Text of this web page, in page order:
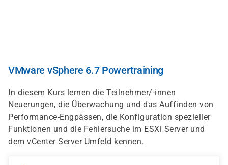
VMware vSphere 6.7 Powertraining
In diesem Kurs lernen die Teilnehmer/-innen
Neuerungen, die Überwachung und das Auffinden von
Performance-Engpässen, die Konfiguration spezieller
Funktionen und die Fehlersuche im ESXi Server und
dem vCenter Server Umfeld kennen.